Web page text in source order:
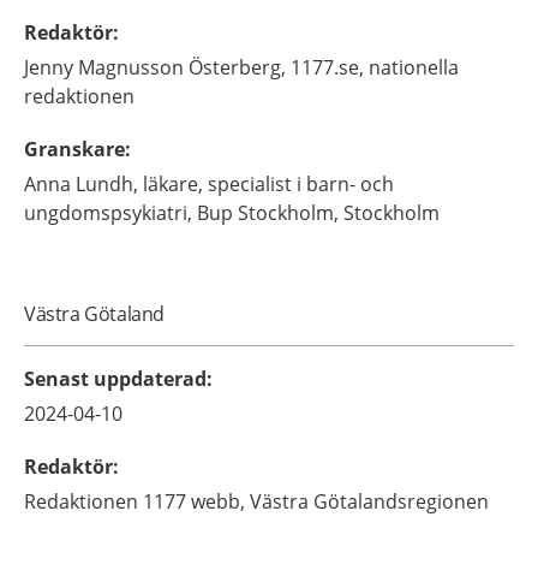
Redaktör:
Jenny Magnusson Österberg, 1177.se, nationella
redaktionen
Granskare:
Anna Lundh, läkare, specialist i barn- och
ungdomspsykiatri, Bup Stockholm, Stockholm
Västra Götaland
Senast uppdaterad:
2024-04-10
Redaktör:
Redaktionen 1177 webb, Västra Götalandsregionen